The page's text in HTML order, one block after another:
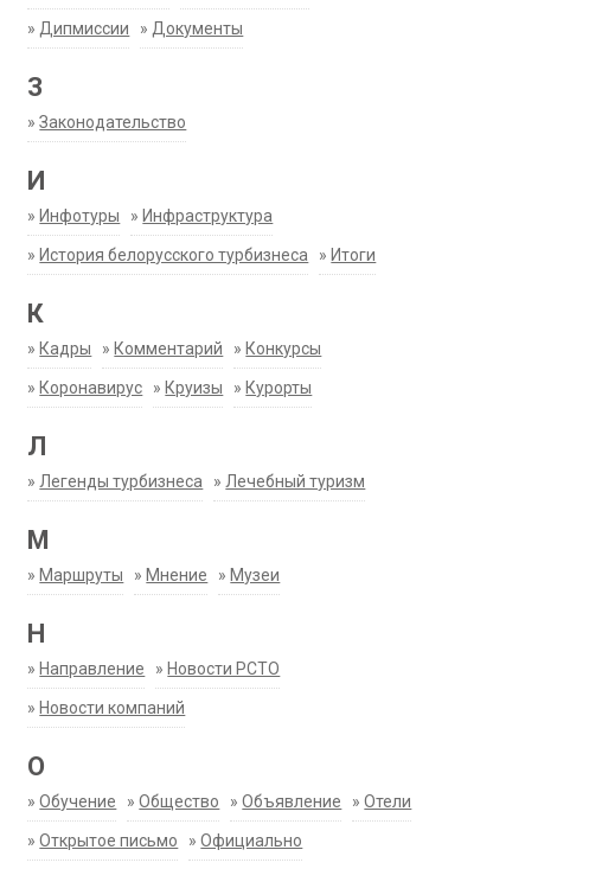
» Дипмиссии » Документы
З
»Законодательство
И
» Инфотуры » Инфраструктура
» История белорусского турбизнеса » Итоги
К
» Кадры » Комментарий » Конкурсы
» Коронавирус » Круизы » Курорты
Л
» Легенды турбизнеса » Лечебный туризм
М
» Маршруты » Мнение » Музеи
Н
» Направление » Новости РСТО
» Новости компаний
О
»Обучение »Общество »Объявление »Отели
»Открытое письмо »Официально